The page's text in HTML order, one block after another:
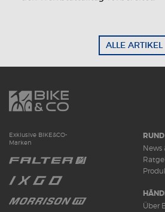
ALLE ARTIKEL
Exklusive BIKE&CO-
Marken
News
Über